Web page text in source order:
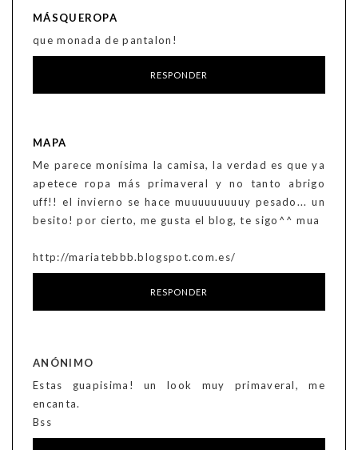
MÁSQUEROPA
que monada de pantalon!
RESPONDER
MAPA
Me parece monísima la camisa, la verdad es que ya
apetece ropa más primaveral y no tanto abrigo
uff!! el invierno se hace muuuuuuuuuy pesado... un
besito! por cierto, me gusta el blog, te sigo^^ mua
http://mariatebbb.blogspot.com.es/
RESPONDER
ANÓNIMO
Estas guapisima! un look muy primaveral, me
encanta.
Bss